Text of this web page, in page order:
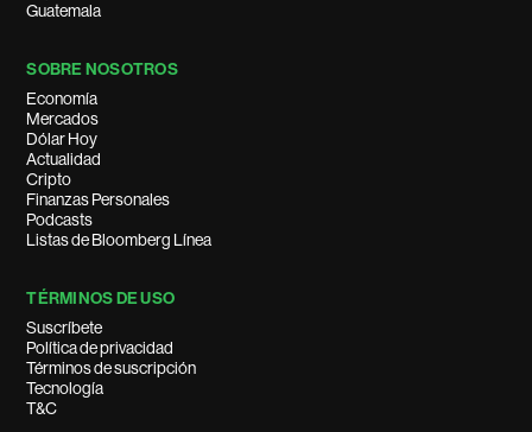
Guatemala
SOBRE NOSOTROS
Economía
Mercados
Dólar Hoy
Actualidad
Cripto
Finanzas Personales
Podcasts
Listas de Bloomberg Línea
TÉRMINOS DE USO
Suscríbete
Política de privacidad
Términos de suscripción
Tecnología
T&C